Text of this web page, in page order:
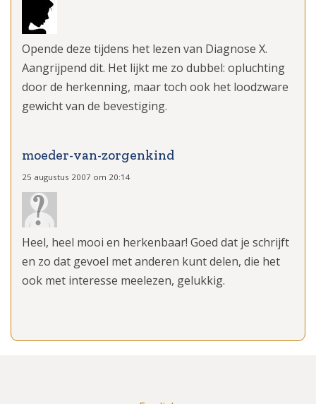
Opende deze tijdens het lezen van Diagnose X.
Aangrijpend dit. Het lijkt me zo dubbel: opluchting
door de herkenning, maar toch ook het loodzware
gewicht van de bevestiging.
moeder-van-zorgenkind
25 augustus 2007 om 20:14
Heel, heel mooi en herkenbaar! Goed dat je schrijft
en zo dat gevoel met anderen kunt delen, die het
ook met interesse meelezen, gelukkig.